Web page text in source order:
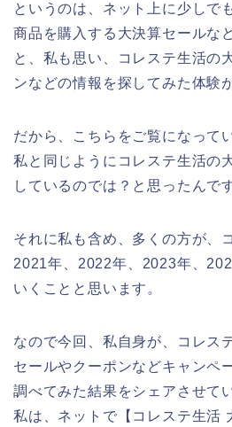
というのは、ネット上に少しで
商品を購入する大決算セールな
と、私も思い、コレステ生活の
ンなどの情報を探してみた体験
だから、こちらをご覧になって
私と同じようにコレステ生活の
しているのでは？と思ったんで
それに私も含め、多くの方が、
2021年、2022年、2023年、
いくことと思います。
なので今回、私自身が、コレス
セールやクーポンなどキャンペ
調べてみた結果をシェアさせて
私は、ネットで【コレステ生活